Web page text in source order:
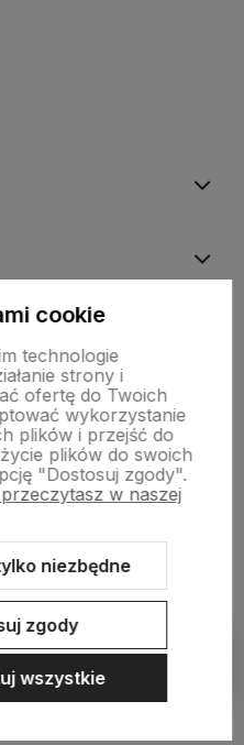
Shoper Modern 3.0™
cookie
technologie
strony i
ofertę do Twoich
wykorzystanie
plików i przejść do
plików do swoich
"Dostosuj zgody".
w naszej
niezbędne
zgody
wszystkie